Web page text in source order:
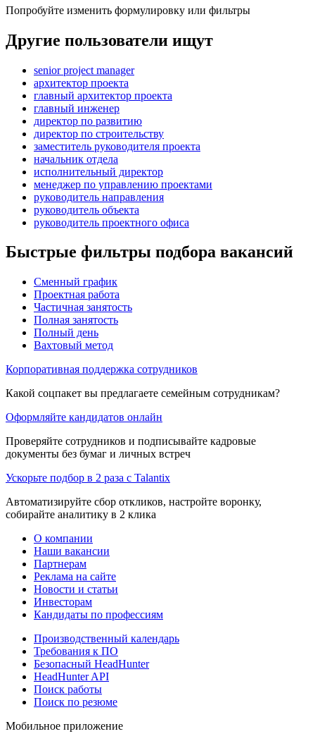
Попробуйте изменить формулировку или фильтры
Другие пользователи ищут
senior project manager
архитектор проекта
главный архитектор проекта
главный инженер
директор по развитию
директор по строительству
заместитель руководителя проекта
начальник отдела
исполнительный директор
менеджер по управлению проектами
руководитель направления
руководитель объекта
руководитель проектного офиса
Быстрые фильтры подбора вакансий
Сменный график
Проектная работа
Частичная занятость
Полная занятость
Полный день
Вахтовый метод
Корпоративная поддержка сотрудников
Какой соцпакет вы предлагаете семейным сотрудникам?
Оформляйте кандидатов онлайн
Проверяйте сотрудников и подписывайте кадровые
документы без бумаг и личных встреч
Ускорьте подбор в 2 раза с Talantix
Автоматизируйте сбор откликов, настройте воронку,
собирайте аналитику в 2 клика
О компании
Наши вакансии
Партнерам
Реклама на сайте
Новости и статьи
Инвесторам
Кандидаты по профессиям
Производственный календарь
Требования к ПО
Безопасный HeadHunter
HeadHunter API
Поиск работы
Поиск по резюме
Мобильное приложение